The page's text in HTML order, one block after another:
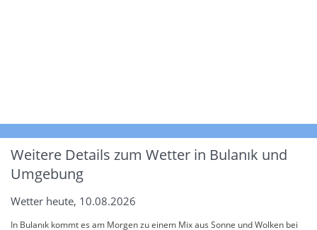
Weitere Details zum Wetter in Bulanık und
Umgebung
Wetter heute, 10.08.2026
In Bulanık kommt es am Morgen zu einem Mix aus Sonne und Wolken bei